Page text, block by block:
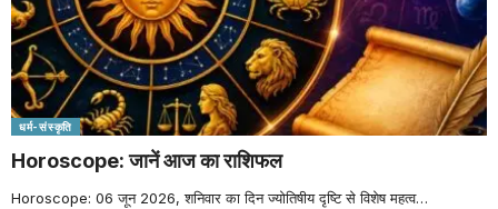
धर्म-संस्कृति
Horoscope: जानें आज का राशिफल
Horoscope: 06 जून 2026, शनिवार का दिन ज्योतिषीय दृष्टि से विशेष महत्व…